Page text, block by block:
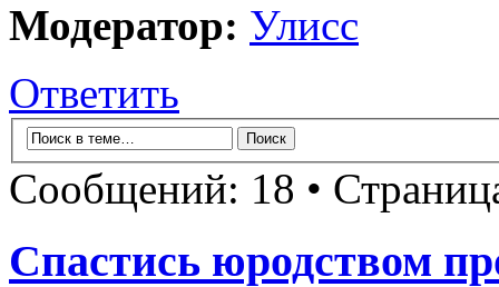
Модератор: Улисс
Ответить
Сообщений: 18 •
Спастись юродством